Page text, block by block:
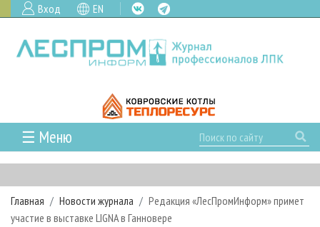
Вход EN
☰ Меню
ГЛАВНАЯ
РУБРИКИ И ТЕМЫ
РУБРИКИ ЖУРНАЛА
НОВОСТИ
Главная Новости журнала
Редакция «ЛесПромИнформ» примет
участие в выставке LIGNA в Ганновере